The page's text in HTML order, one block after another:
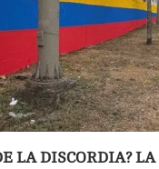
LA DISCORDIA?